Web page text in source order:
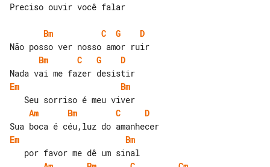
Preciso ouvir você falar
Bm C G
D
Bm
C G
D
Em
Bm
Am
Bm C
D
Em
Bm